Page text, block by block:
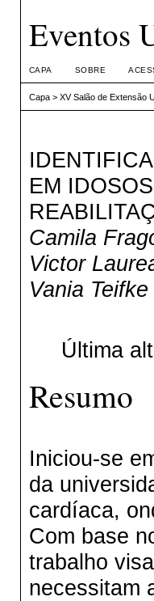
Eventos
CAPA SOBRE
Capa> XV Salão de Extensão
EM
Camila
Victor
Vania
Última
Resumo
Iniciou-se
da
cardíaca,
Com base
trabalho
necessitam